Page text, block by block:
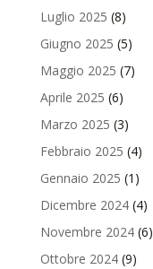
Luglio 2025 (8)
Giugno 2025 (5)
Maggio 2025 (7)
Aprile 2025 (6)
Marzo 2025 (3)
Febbraio 2025 (4)
Gennaio 2025 (1)
Dicembre 2024(4)
Novembre 2024(6)
Ottobre 2024(9)